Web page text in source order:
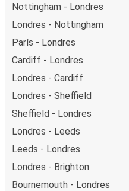
Nottingham - Londres
Londres - Nottingham
París - Londres
Cardiff - Londres
Londres - Cardiff
Londres - Sheffield
Sheffield - Londres
Londres - Leeds
Leeds - Londres
Londres - Brighton
Bournemouth - Londres